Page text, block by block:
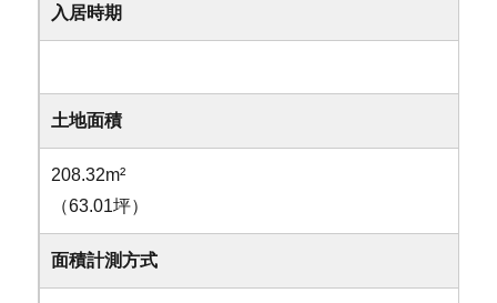
入居時期
土地面積
208.32m²
（63.01坪）
面積計測方式